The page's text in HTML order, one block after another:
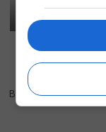
Bachelorette (2012)